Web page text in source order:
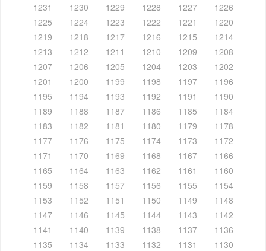
1231
1230 1229 1228 1227
1226
1225
1224 1223 1222 1221
1220
1219
1218 1217 1216 1215
1214
1213
1212 1211 1210 1209
1208
1207
1206 1205 1204 1203
1202
1201
1200 1199 1198 1197
1196
1195
1194 1193 1192 1191
1190
1189
1188 1187 1186 1185
1184
1183
1182 1181 1180 1179
1178
1177
1176 1175 1174 1173
1172
1171
1170 1169 1168 1167
1166
1165
1164 1163 1162 1161
1160
1159
1158 1157 1156 1155
1154
1153
1152 1151 1150 1149
1148
1147
1146 1145 1144 1143
1142
1141
1140 1139 1138 1137
1136
1135
1134 1133 1132 1131
1130